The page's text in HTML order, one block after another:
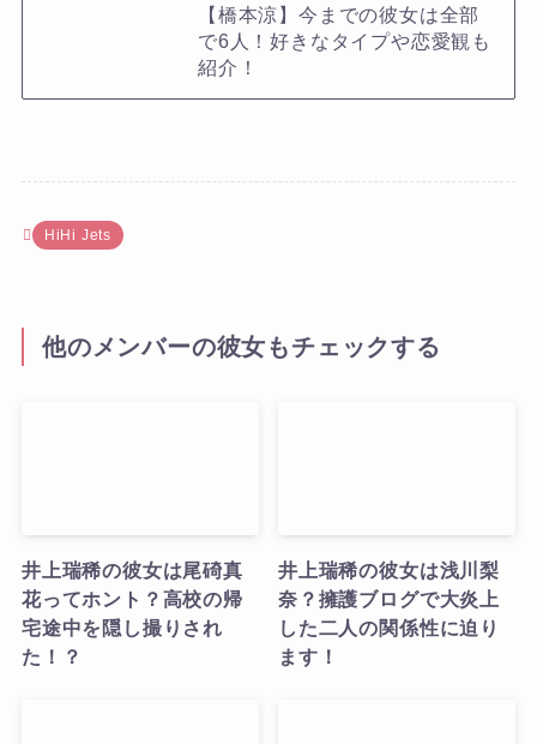
【橋本涼】今までの彼女は全部
で6人！好きなタイプや恋愛観も
紹介！
HiHi Jets
他のメンバーの彼女もチェックする
井上瑞稀の彼女は尾碕真
花ってホント？高校の帰
宅途中を隠し撮りされ
た！？
井上瑞稀の彼女は浅川梨
奈？擁護ブログで大炎上
した二人の関係性に迫り
ます！